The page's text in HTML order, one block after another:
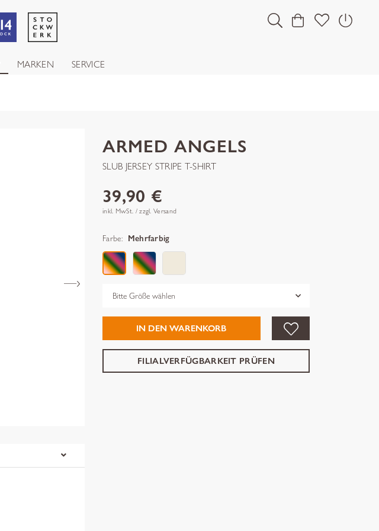
MARKEN SERVICE
ARMED ANGELS
SLUB JERSEY STRIPE T-SHIRT
39,90 €
inkl. MwSt. / zzgl. Versand
Farbe: Mehrfarbig
Grösse
IN DEN WARENKORB
FILIALVERFÜGBARKEIT PRÜFEN